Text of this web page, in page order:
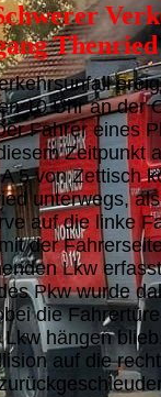
Thenried
10 Uhr an der
Fahrer eines
Zeitpunkt
5 von Zettisch
unterwegs,
auf die linke
der
Lkw
Pkw wurde
die
hängen
auf die